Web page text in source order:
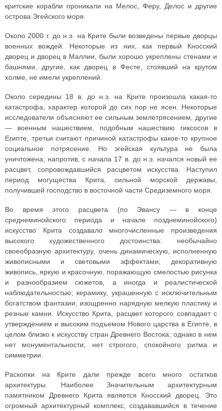
критские корабли проникали на Мелос, Феру, Делос и другие
острова Эгейского моря.
Около 2000 г. до н.э. на Крите были возведены первые дворцы
военных вождей. Некоторые из них, как первый Кносский
дворец и дворец в Маллии, были хорошо укреплены стенами и
башнями, другие, как дворец в Фесте, стоявший на крутом
холме, не имели укреплений.
Около середины 18 в. до н.э. на Крите произошла какая-то
катастрофа, характер которой до сих пор не ясен. Некоторые
исследователи объясняют ее сильным землетрясением, другие
— военным нашествием, подобным нашествию гиксосов в
Египте, третьи считают причиной катастрофы какое-то крупное
социальное потрясение. Но эгейская культура не была
уничтожена; напротив, с начала 17 в. до н.э. начался новый ее
расцвет, сопровождавшийся расцветом искусства. Наступил
период могущества Крита, сильной морской державы,
получившей господство в восточной части Средиземного моря.
Во время этого расцвета (по Эвансу — в конце
среднеминойского периода и начале позднеминойского)
искусство Крита создавало многочисленные произведения
высокого художественного достоинства: необычайно
своеобразную архитектуру, очень динамическую, исполненную
живописными и световыми эффектами; декоративную
живопись, яркую и красочную, поражающую смелостью рисунка
и разнообразием сюжетов, а иногда и реалистической
наблюдательностью; керамику, украшенную с исключительным
богатством фантазии; изощренно нарядную мелкую пластику и
резные камни. Искусство Крита, расцвет которого совпадает с
утверждением и высоким подъемом Нового царства в Египте, в
целом близко к искусству стран Древнего Востока; однако в нем
нет монументальности, нет строгого, спокойного ритма и
симметрии.
Раскопки на Крите дали прежде всего много остатков
архитектуры. Наиболее Значительным архитектурным
памятником Древнего Крита является Кносский дворец. Это
огромный архитектурный комплекс, создававшийся в течение